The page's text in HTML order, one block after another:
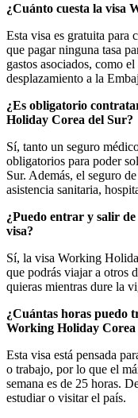
¿Cuánto cuesta la visa
Esta visa es gratuita para
que pagar ninguna tasa
gastos asociados, como
desplazamiento a la
¿Es obligatorio
Holiday Corea del Sur?
Sí, tanto un seguro
obligatorios para poder
Sur. Además, el seguro
asistencia sanitaria,
¿Puedo entrar y salir de
visa?
Sí, la visa Working
que podrás viajar a otros
quieras mientras dure la
¿Cuántas horas puedo
Working Holiday Corea
Esta visa está pensada
o trabajo, por lo que el
semana es de 25 horas.
estudiar o visitar el país.